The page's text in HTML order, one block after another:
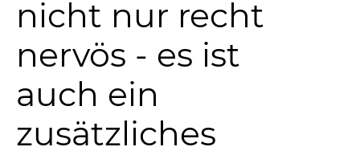
nicht nur recht
nervös - es ist
auch ein
zusätzliches